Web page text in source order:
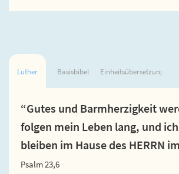
Luther Basisbibel Einheitsübersetzung
“Gutes und Barmherzigkeit
folgen mein Leben lang, und
bleiben im Hause des HERRN
Psalm 23,6